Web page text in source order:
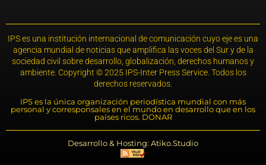
IPS es una institución internacional de comunicación cuyo eje es una
agencia mundial de noticias que amplifica las voces del Sur y de la
sociedad civil sobre desarrollo, globalización, derechos humanos y
ambiente. Copyright © 2025 IPS-Inter Press Service. Todos los
derechos reservados.
IPS es la única organización periodística mundial con más
personal y corresponsales en el mundo en desarrollo que en los
países ricos. DONAR
Desarrollo & Hosting: Atiko.Studio